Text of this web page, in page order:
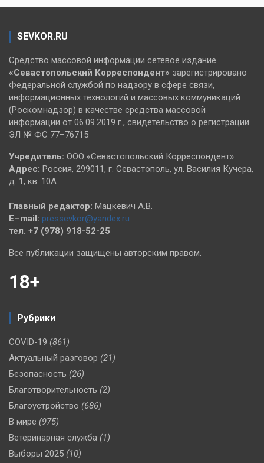
SEVKOR.RU
Средство массовой информации сетевое издание
«Севастопольский Корреспондент» зарегистрировано
Федеральной службой по надзору в сфере связи,
информационных технологий и массовых коммуникаций
(Роскомнадзор) в качестве средства массовой
информации от 06.09.2019 г., свидетельство о регистрации
ЭЛ № ФС 77–76715
Учредитель: ООО «Севастопольский Корреспондент».
Адрес: Россия, 299011, г. Севастополь, ул. Василия Кучера,
д. 1, кв. 10А
Главный редактор: Мацкевич А.В.
E–mail: pressevkor@yandex.ru
тел. +7 (978) 918-52-25
Все публикации защищены авторским правом.
18+
Рубрики
COVID-19 (861)
Актуальный разговор (21)
Безопасность (26)
Благотворительность (2)
Благоустройство (686)
В мире (975)
Ветеринарная служба (1)
Выборы 2025 (10)